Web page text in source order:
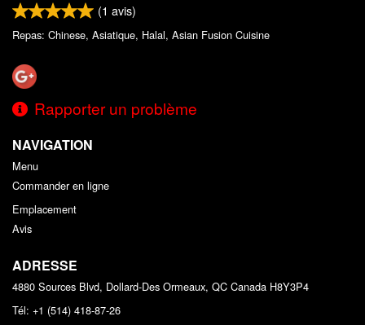
(1 avis)
Repas: Chinese, Asiatique, Halal, Asian Fusion Cuisine
Rapporter un problème
NAVIGATION
Menu
Commander en ligne
Emplacement
Avis
ADRESSE
4880 Sources Blvd, Dollard-Des Ormeaux, QC Canada H8Y3P4
Tél: +1 (514) 418-87-26